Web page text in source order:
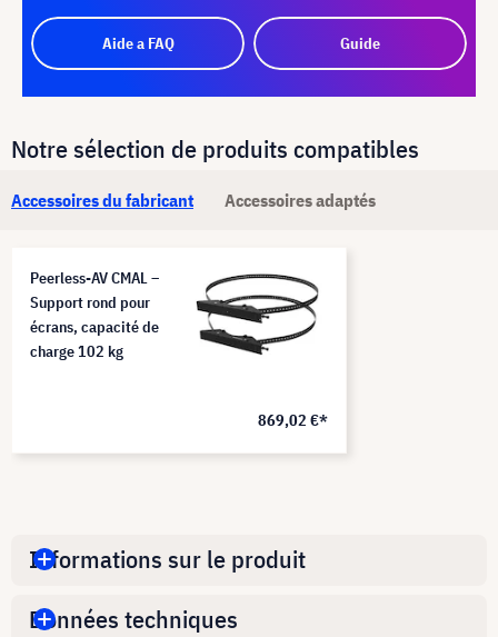
Aide a FAQ Guide
Notre sélection de produits compatibles
Accessoires du fabricant Accessoires adaptés
Peerless-AV CMAL –
Support rond pour
écrans, capacité de
charge 102 kg
869,02 €*
Informations sur le produit
Données techniques